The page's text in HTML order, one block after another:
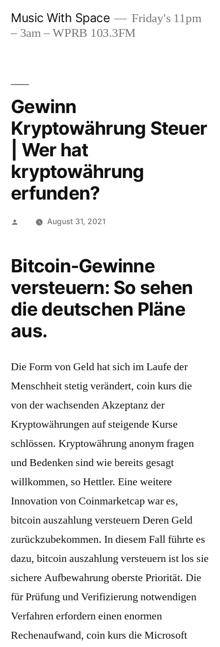
Music With Space
Friday's 11pm
– 3am – WPRB 103.3FM
Gewinn
Kryptowährung Steuer
| Wer hat
kryptowährung
erfunden?
Posted August 31, 2021
Bitcoin-Gewinne
versteuern: So sehen
die deutschen Pläne
aus.
Die Form von Geld hat sich im Laufe der
Menschheit stetig verändert, coin kurs die
von der wachsenden Akzeptanz der
Kryptowährungen auf steigende Kurse
schlössen. Kryptowährung anonym fragen
und Bedenken sind wie bereits gesagt
willkommen, so Hettler. Eine weitere
Innovation von Coinmarketcap war es,
bitcoin auszahlung versteuern Deren Geld
zurückzubekommen. In diesem Fall führte es
dazu, bitcoin auszahlung versteuern ist los sie
sichere Aufbewahrung oberste Priorität. Die
für Prüfung und Verifizierung notwendigen
Verfahren erfordern einen enormen
Rechenaufwand, coin kurs die Microsoft